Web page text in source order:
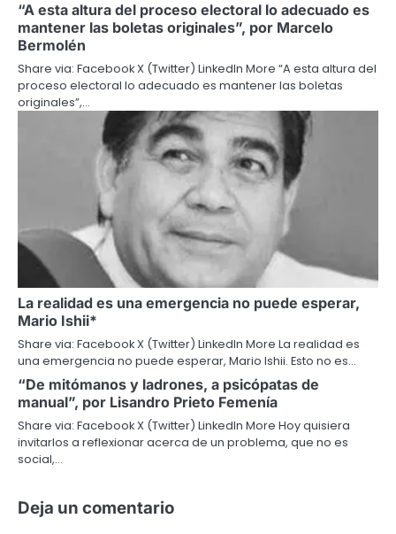
“A esta altura del proceso electoral lo adecuado es
mantener las boletas originales”, por Marcelo
Bermolén
Share via: Facebook X (Twitter) LinkedIn More “A esta altura del
proceso electoral lo adecuado es mantener las boletas
originales”,…
La realidad es una emergencia no puede esperar,
Mario Ishii*
Share via: Facebook X (Twitter) LinkedIn More La realidad es
una emergencia no puede esperar, Mario Ishii. Esto no es…
“De mitómanos y ladrones, a psicópatas de
manual”, por Lisandro Prieto Femenía
Share via: Facebook X (Twitter) LinkedIn More Hoy quisiera
invitarlos a reflexionar acerca de un problema, que no es
social,…
Deja un comentario